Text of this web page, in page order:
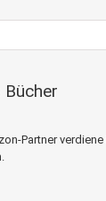
Partner verdiene